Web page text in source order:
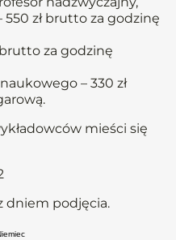
zł brutto za godzinę
za godzinę
– 330 zł
mieści się
dniem podjęcia.